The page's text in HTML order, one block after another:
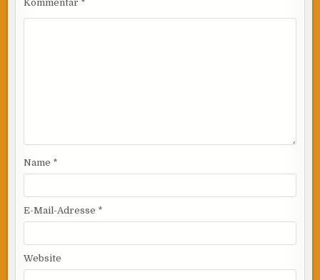
Kommentar *
Name *
E-Mail-Adresse *
Website